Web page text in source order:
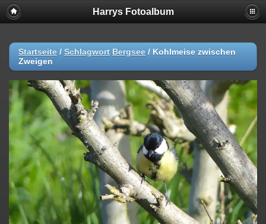
Harrys Fotoalbum
Startseite / Schlagwort Bergsee / Kohlmeise zwischen
Zweigen